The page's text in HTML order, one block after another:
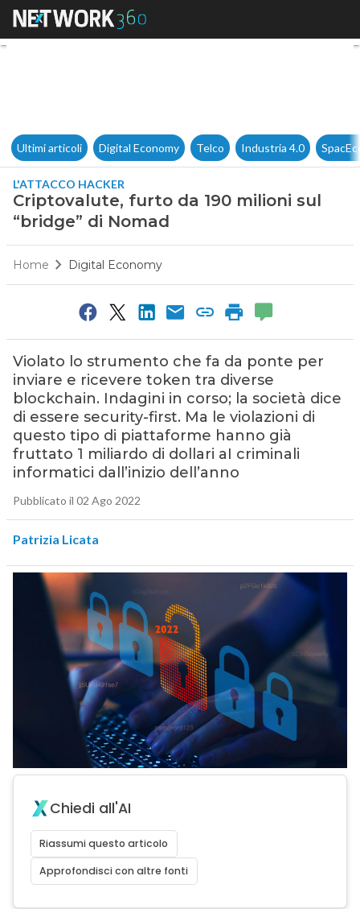
Criptovalute, furto da 190
Ultimi articoli Digital Economy Telco Industria 4.0
L'ATTACCO HACKER
Criptovalute, furto da 190 milioni sul
“bridge” di Nomad
Home Digital Economy
Violato lo strumento che fa da ponte per
inviare e ricevere token tra diverse
blockchain. Indagini in corso; la società dice
di essere security-first. Ma le violazioni di
questo tipo di piattaforme hanno già
fruttato 1 miliardo di dollari aI criminali
informatici dall’inizio dell’anno
Pubblicato il 02 Ago 2022
Patrizia Licata
Chiedi all'AI
Riassumi questo articolo
Approfondisci con altre fonti